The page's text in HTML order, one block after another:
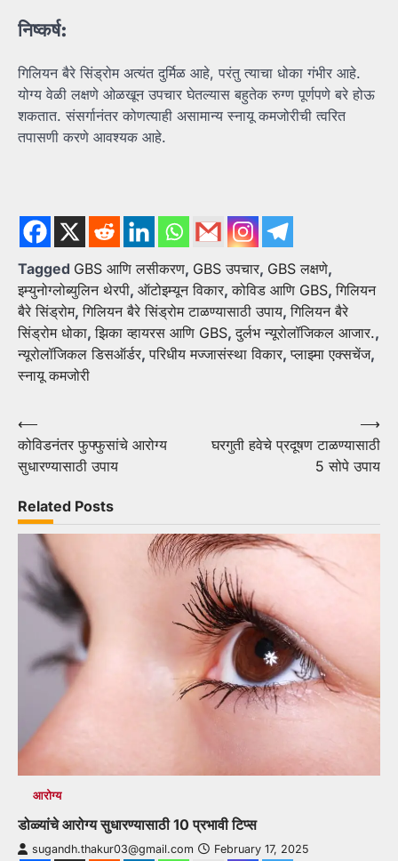
निष्कर्ष:
गिलियन बैरे सिंड्रोम अत्यंत दुर्मिळ आहे, परंतु त्याचा धोका गंभीर आहे.
योग्य वेळी लक्षणे ओळखून उपचार घेतल्यास बहुतेक रुग्ण पूर्णपणे बरे होऊ
शकतात. संसर्गानंतर कोणत्याही असामान्य स्नायू कमजोरीची त्वरित
तपासणी करणे आवश्यक आहे.
Tagged GBS आणि लसीकरण, GBS उपचार, GBS लक्षणे,
इम्युनोग्लोब्युलिन थेरपी, ऑटोइम्यून विकार,कोविड आणि GBS,गिलियन
बैरे सिंड्रोम,गिलियन बैरे सिंड्रोम टाळण्यासाठी उपाय,गिलियन बैरे
सिंड्रोम धोका,झिका व्हायरस आणि GBS,दुर्लभ न्यूरोलॉजिकल आजार.,
न्यूरोलॉजिकल डिसऑर्डर,परिधीय मज्जासंस्था विकार,प्लाझ्मा एक्सचेंज,
स्नायू कमजोरी
Post
navigation
⟵
कोविडनंतर फुफ्फुसांचे आरोग्य
सुधारण्यासाठी उपाय
घरगुती हवेचे प्रदूषण टाळण्यासाठी
5 सोपे उपाय
⟶
Related Posts
आरोग्य
डोळ्यांचे आरोग्य सुधारण्यासाठी 10 प्रभावी टिप्स
sugandh.thakur03@gmail.com February 17, 2025